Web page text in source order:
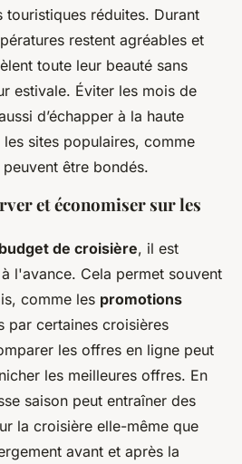
touristiques réduites. Durant
restent agréables et
toute leur beauté sans
estivale. Éviter les mois de
d’échapper à la haute
sites populaires, comme
être bondés.
et économiser sur les
budget de croisière, il est
l'avance. Cela permet souvent
comme les promotions
par certaines croisières
les offres en ligne peut
les meilleures offres. En
saison peut entraîner des
la croisière elle-même que
avant et après la